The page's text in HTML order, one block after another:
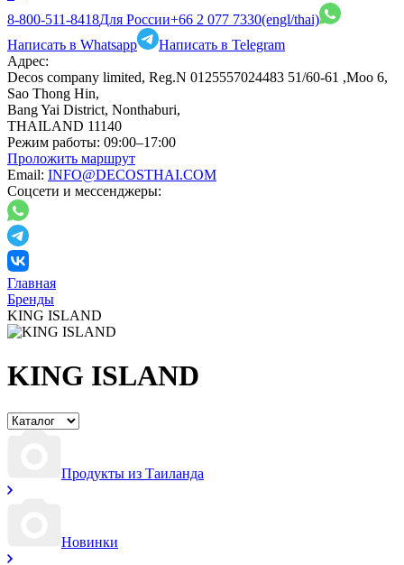
8-800-511-8418Для России+66 2 077 7330(engl/thai)
Написать в Whatsapp
Написать в Telegram
Адрес:
Decos company limited, Reg.N 0125557024483 51/60-61 ,Moo 6,
Sao Thong Hin,
Bang Yai District, Nonthaburi,
THAILAND 11140
Режим работы: 09:00–17:00
Проложить маршрут
Email: INFO@DECOSTHAI.COM
Соцсети и мессенджеры:
Главная
Бренды
KING ISLAND
KING ISLAND
Продукты из Таиланда
Новинки